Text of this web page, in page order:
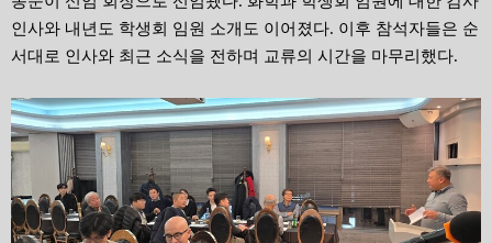
인사와 내년도 학생회 임원 소개도 이어졌다. 이후 참석자들은 순
서대로 인사와 최근 소식을 전하며 교류의 시간을 마무리했다.